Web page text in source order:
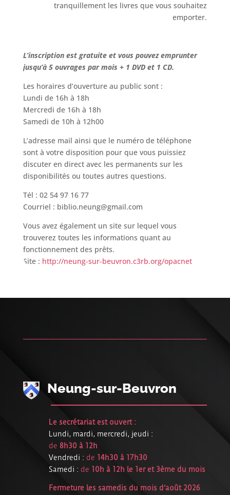
tranquillement les livres que vous souhaitez
emporter.
L’inscription est gratuite et vous pouvez emprunter
jusqu’à 5 ouvrages par mois + 1 DVD et 1 CD.
Les horaires d’ouverture au public sont :
Lundi de 16h à 18h
Mercredi de 16h à 18h
Samedi de 10h à 12h00
L’adresse mail ainsi que le numéro de téléphone
sont à votre disposition pour que vous puissiez
discuter en direct avec les permanents sur les
disponibilités ou toutes autres questions.
Tél : 02 54 97 16 77
Courriel : biblio.neung@gmail.com
Vous avez également un site sur lequel vous
trouverez toutes les informations quant au
fonctionnement des prêts.
Site : http://neung-sur-beuvron.c3rb.org/opacnet
Neung-sur-Beuvron
Le secrétariat est ouvert :
Lundi, mardi, mercredi, jeudi :
de 8h30 à 12h
Vendredi : de 14h30 à 17h30
Samedi : de 10h à 12h le 1er et 3ème du mois
Fermeture les samedis du mois d’août 2026